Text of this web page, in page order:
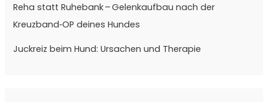
Reha statt Ruhebank – Gelenkaufbau nach der
Kreuzband‑OP deines Hundes
Juckreiz beim Hund: Ursachen und Therapie